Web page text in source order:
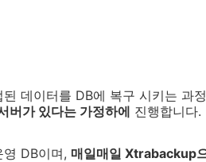
데이터를 DB에 복구 시키는 과
버가 있다는 가정하에 진행합니다.
DB이며, 매일매일 Xtrabackup